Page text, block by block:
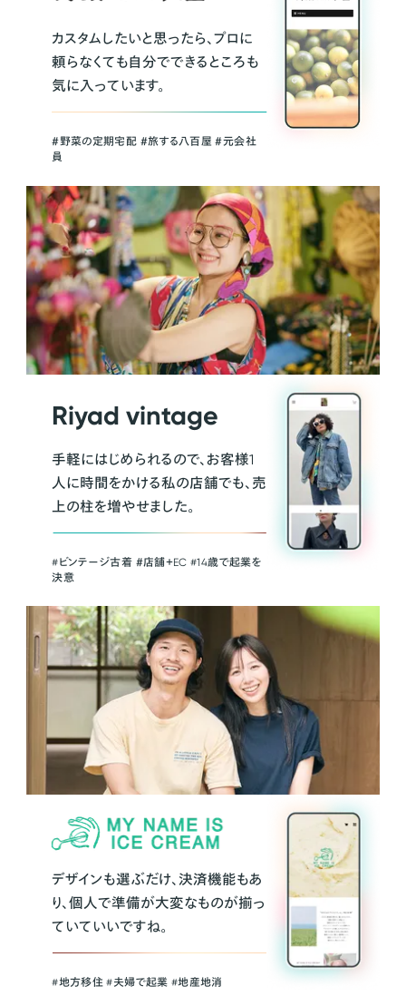
カスタムしたいと思ったら、プロに
頼らなくても自分でできるところも
気に入っています。
＃野菜の定期宅配 ＃旅する八百屋 ＃元会社
員
Riyad vintage
手軽にはじめられるので、お客様1
人に時間をかける私の店舗でも、売
上の柱を増やせました。
#ビンテージ古着 ＃店舗＋EC #14歳で起業を
決意
デザインも選ぶだけ、決済機能もあ
り、個人で準備が大変なものが揃っ
ていていいですね。
#地方移住 #夫婦で起業 #地産地消